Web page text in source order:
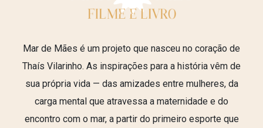
Mar de Mães é um projeto que nasceu no coração de
Thaís Vilarinho. As inspirações para a história vêm de
sua própria vida — das amizades entre mulheres, da
carga mental que atravessa a maternidade e do
encontro com o mar, a partir do primeiro esporte que